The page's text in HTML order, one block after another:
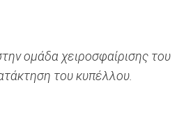
ομάδα χειροσφαίρισης του
του κυπέλλου.